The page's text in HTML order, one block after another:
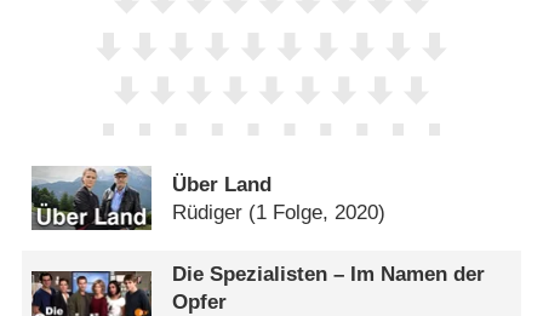
Über Land
Rüdiger (1 Folge, 2020)
Die Spezialisten – Im Namen der
Opfer